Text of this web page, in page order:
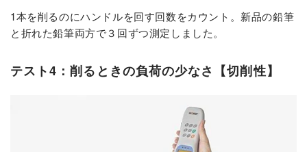
1本を削るのにハンドルを回す回数をカウント。新品の鉛筆
と折れた鉛筆両方で３回ずつ測定しました。
テスト4：削るときの負荷の少なさ【切削性】